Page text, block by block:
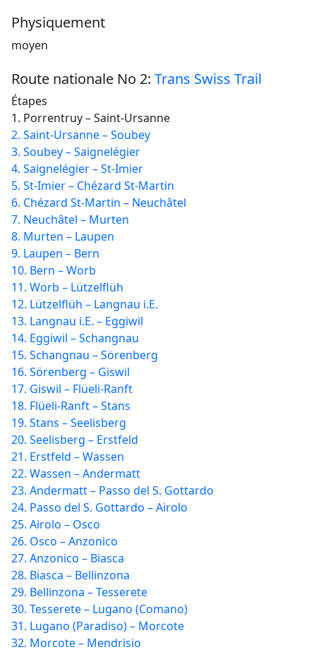
Physiquement
moyen
Route nationale No 2: Trans Swiss Trail
Étapes
1. Porrentruy – Saint-Ursanne
2. Saint-Ursanne – Soubey
3. Soubey – Saignelégier
4. Saignelégier – St-Imier
5. St-Imier – Chézard St-Martin
6. Chézard St-Martin – Neuchâtel
7. Neuchâtel – Murten
8. Murten – Laupen
9. Laupen – Bern
10. Bern – Worb
11. Worb – Lützelflüh
12. Lützelflüh – Langnau i.E.
13. Langnau i.E. – Eggiwil
14. Eggiwil – Schangnau
15. Schangnau – Sörenberg
16. Sörenberg – Giswil
17. Giswil – Flüeli-Ranft
18. Flüeli-Ranft – Stans
19. Stans – Seelisberg
20. Seelisberg – Erstfeld
21. Erstfeld – Wassen
22. Wassen – Andermatt
23. Andermatt – Passo del S. Gottardo
24. Passo del S. Gottardo – Airolo
25. Airolo – Osco
26. Osco – Anzonico
27. Anzonico – Biasca
28. Biasca – Bellinzona
29. Bellinzona – Tesserete
30. Tesserete – Lugano (Comano)
31. Lugano (Paradiso) – Morcote
32. Morcote – Mendrisio